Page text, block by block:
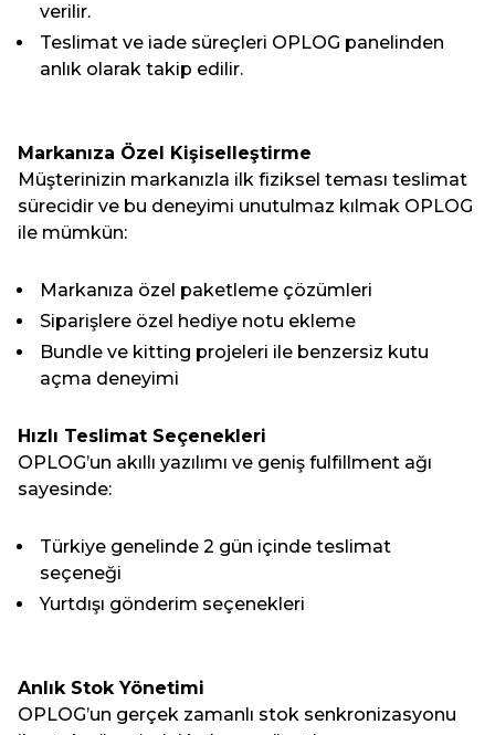
verilir.
Teslimat ve iade süreçleri OPLOG panelinden
anlık olarak takip edilir.
Markanıza Özel Kişiselleştirme
Müşterinizin markanızla ilk fiziksel teması teslimat
sürecidir ve bu deneyimi unutulmaz kılmak OPLOG
ile mümkün:
Markanıza özel paketleme çözümleri
Siparişlere özel hediye notu ekleme
Bundle ve kitting projeleri ile benzersiz kutu
açma deneyimi
Hızlı Teslimat Seçenekleri
OPLOG’un akıllı yazılımı ve geniş fulfillment ağı
sayesinde:
Türkiye genelinde 2 gün içinde teslimat
seçeneği
Yurtdışı gönderim seçenekleri
Anlık Stok Yönetimi
OPLOG’un gerçek zamanlı stok senkronizasyonu